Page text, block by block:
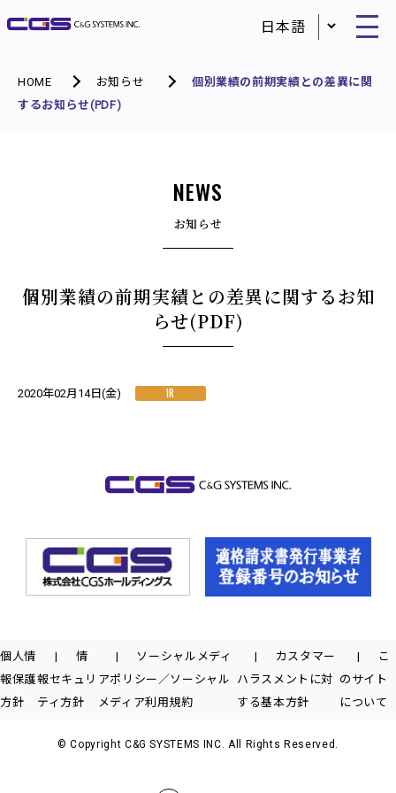
HOME お知らせ
個別業績の前期実績との差異に関
するお知らせ(PDF)
NEWS
お知らせ
個別業績の前期実績との差異に関するお知
らせ(PDF)
2020年02月14日(金) IR
個人情
報保護
方針
情
報セキュリ
ティ方針
ソーシャルメディ
アポリシー／ソーシャル
メディア利用規約
カスタマー
ハラスメントに対
する基本方針
こ
のサイト
について
© Copyright C&G SYSTEMS INC. All Rights Reserved.